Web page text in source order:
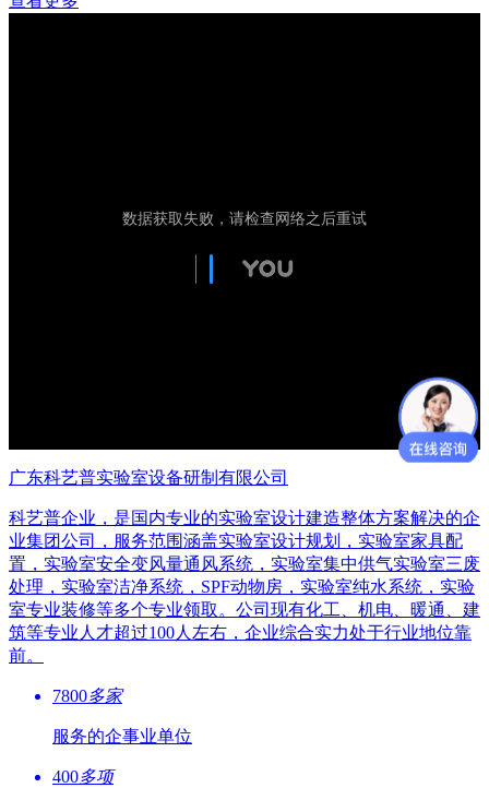
广东科艺普实验室设备研制有限公司
科艺普企业，是国内专业的实验室设计建造整体方案解决的企
业集团公司，服务范围涵盖实验室设计规划，实验室家具配
置，实验室安全变风量通风系统，实验室集中供气实验室三废
处理，实验室洁净系统，SPF动物房，实验室纯水系统，实验
室专业装修等多个专业领取。公司现有化工、机电、暖通、建
筑等专业人才超过100人左右，企业综合实力处于行业地位靠
前。
7800多家
服务的企事业单位
400多项